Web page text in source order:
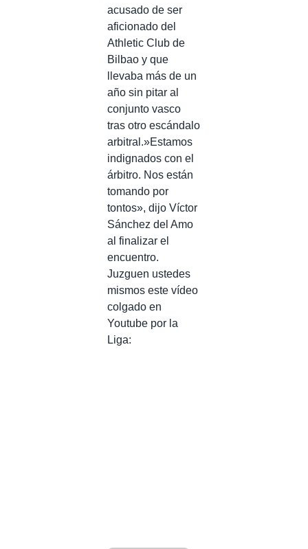
acusado de ser
aficionado del
Athletic Club de
Bilbao y que
llevaba más de un
año sin pitar al
conjunto vasco
tras otro escándalo
arbitral.»Estamos
indignados con el
árbitro. Nos están
tomando por
tontos», dijo Víctor
Sánchez del Amo
al finalizar el
encuentro.
Juzguen ustedes
mismos este vídeo
colgado en
Youtube por la
Liga: